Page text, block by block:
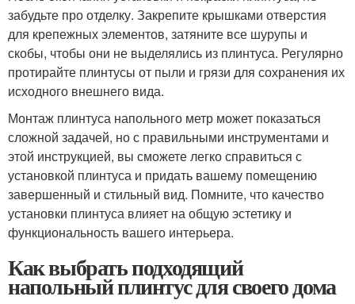
забудьте про отделку. Закрепите крышками отверстия
для крепежных элементов, затяните все шурупы и
скобы, чтобы они не выделялись из плинтуса. Регулярно
протирайте плинтусы от пыли и грязи для сохранения их
исходного внешнего вида.
Монтаж плинтуса напольного метр может показаться
сложной задачей, но с правильными инструментами и
этой инструкцией, вы сможете легко справиться с
установкой плинтуса и придать вашему помещению
завершенный и стильный вид. Помните, что качество
установки плинтуса влияет на общую эстетику и
функциональность вашего интерьера.
Как выбрать подходящий
напольный плинтус для своего дома